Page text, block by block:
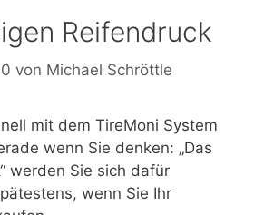
Reifendruck
von Michael Schröttle
mit dem TireMoni System
wenn Sie denken: „Das
werden Sie sich dafür
wenn Sie Ihr